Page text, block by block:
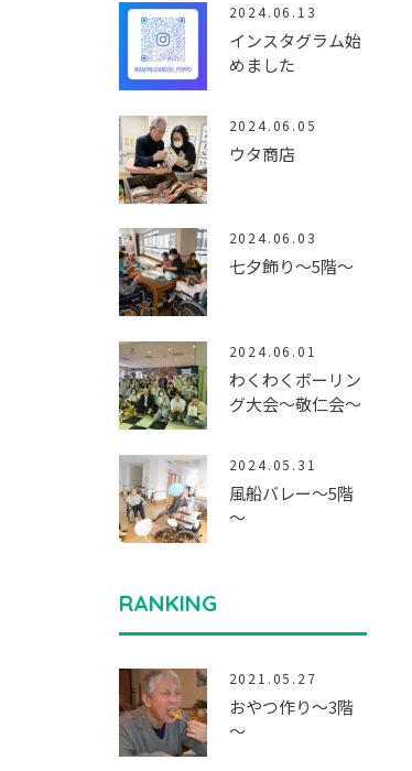
2024.06.13
インスタグラム始
めました
2024.06.05
ウタ商店
2024.06.03
七夕飾り～5階～
2024.06.01
わくわくボーリン
グ大会～敬仁会～
2024.05.31
風船バレー～5階
～
RANKING
2021.05.27
おやつ作り～3階
～